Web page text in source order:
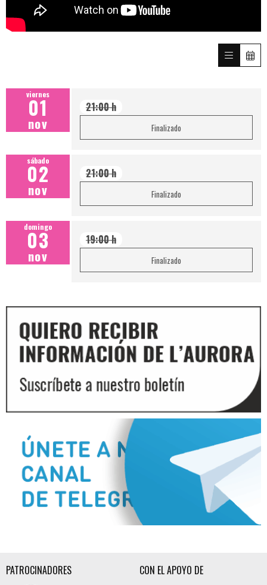
viernes
01
nov
21:00 h
Finalizado
sábado
02
nov
21:00 h
Finalizado
domingo
03
nov
19:00 h
Finalizado
PATROCINADORES CON EL APOYO DE